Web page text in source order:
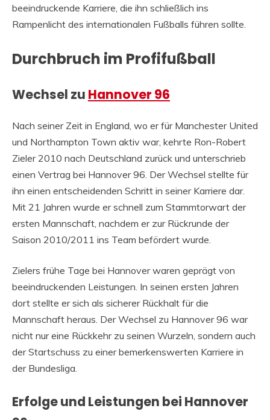
beeindruckende Karriere, die ihn schließlich ins
Rampenlicht des internationalen Fußballs führen sollte.
Durchbruch im Profifußball
Wechsel zu Hannover 96
Nach seiner Zeit in England, wo er für Manchester United
und Northampton Town aktiv war, kehrte Ron-Robert
Zieler 2010 nach Deutschland zurück und unterschrieb
einen Vertrag bei Hannover 96. Der Wechsel stellte für
ihn einen entscheidenden Schritt in seiner Karriere dar.
Mit 21 Jahren wurde er schnell zum Stammtorwart der
ersten Mannschaft, nachdem er zur Rückrunde der
Saison 2010/2011 ins Team befördert wurde.
Zielers frühe Tage bei Hannover waren geprägt von
beeindruckenden Leistungen. In seinen ersten Jahren
dort stellte er sich als sicherer Rückhalt für die
Mannschaft heraus. Der Wechsel zu Hannover 96 war
nicht nur eine Rückkehr zu seinen Wurzeln, sondern auch
der Startschuss zu einer bemerkenswerten Karriere in
der Bundesliga.
Erfolge und Leistungen bei Hannover